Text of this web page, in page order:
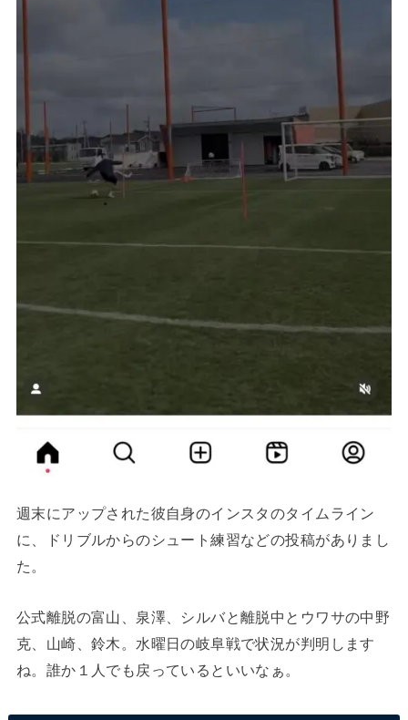
週末にアップされた彼自身のインスタのタイムライン
に、ドリブルからのシュート練習などの投稿がありまし
た。
公式離脱の富山、泉澤、シルバと離脱中とウワサの中野
克、山崎、鈴木。水曜日の岐阜戦で状況が判明します
ね。誰か１人でも戻っているといいなぁ。